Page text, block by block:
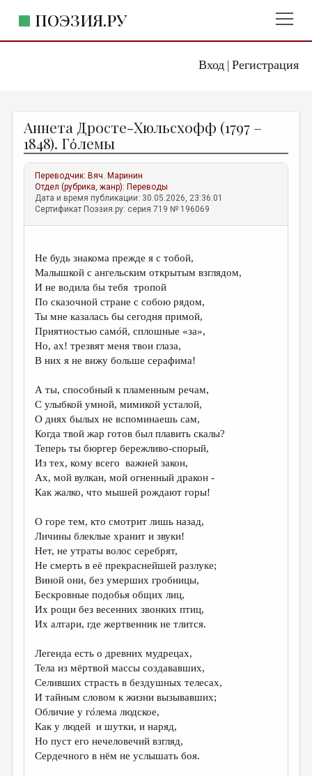
Вход| Регистрация
ПОЭЗИЯ.РУ
ЖАНРЫ
АВТОРЫ
КОММЕНТАРИИ
ЛИТСАЛОН
ПРАВИЛА САЙТА
ОТДЕЛЫ И РУБРИКИ
ИЗБРАННОЕ
ДАЙДЖЕСТ
ПРОИЗВЕДЕНИЯ
КОНКУРСЫ
ДЕТСКАЯ КОМНАТА
КНИЖНАЯ ПОЛКА
ОБЗОР ЛИТЕРАТУРЫ
ОБЪЯВЛЕНИЯ
КОЛОНКА РЕДАКТОРА
РЕДКОЛЛЕГИЯ
ОТ РЕДАКЦИИ
МАЛАЯ ПРОЗА
ЭССЕИСТИКА
ЛИТЕРАТУРОВЕДЕНИЕ
КУЛЬТУРОВЕДЕНИЕ
ПУБЛИЦИСТИКА
РЕЦЕНЗИРОВАНИЕ
Аннета Дросте-Хюльсхофф (1797 –
1848). Гόлемы
Переводчик: Вяч. Маринин
Отдел (рубрика, жанр): Переводы
Дата и время публикации: 30.05.2026, 23:36:01
Сертификат Поэзия.ру: серия 719 № 196069
Не будь знакома прежде я с тобой,
Малышкой с ангельским открытым взглядом,
И не водила бы тебя тропой
По сказочной стране с собою рядом,
Ты мне казалась бы сегодня примой,
Приятностью самόй, сплошные «за»,
Но, ах! трезвят меня твои глаза,
В них я не вижу больше серафима!
А ты, способный к пламенным речам,
С улыбкой умной, мимикой усталой,
О днях былых не вспоминаешь сам,
Когда твой жар готов был плавить скалы?
Теперь ты бюргер бережливо-спорый,
Из тех, кому всего важней закон,
Ах, мой вулкан, мой огненный дракон -
Как жалко, что мышей рождают горы!
O горе тем, кто смотрит лишь назад,
Личины блеклые хранит и звуки!
Нет, не утраты волос серебрят,
Не смерть в её прекраснейшей разлуке;
Виной они, без умерших гробницы,
Бескровные подобья общих лиц,
Их рощи без весенних звонких птиц,
Их алтари, где жертвенник не тлится.
Легенда есть о древних мудрецах,
Тела из мёртвой массы создававших,
Селивших страсть в бездушных телесах,
И тайным словом к жизни вызывавших;
Обличие у гόлема людское,
Как у людей и шутки, и наряд,
Но пуст его нечеловечий взгляд,
Сердечного в нём не услышать боя.